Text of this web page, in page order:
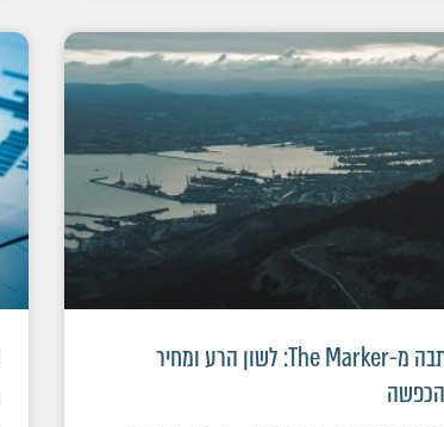
כתבה מ-The Marker: לשון הרע ומחיר